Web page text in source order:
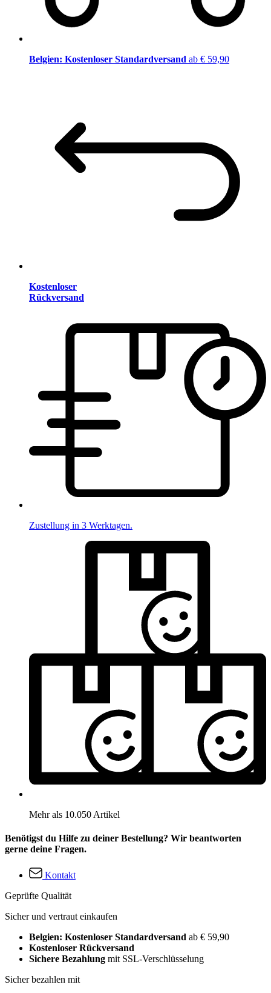
Belgien: Kostenloser Standardversand ab € 59,90
Kostenloser
Rückversand
Zustellung in 3 Werktagen.
Mehr als 10.050 Artikel
Benötigst du Hilfe zu deiner Bestellung? Wir beantworten
gerne deine Fragen.
Kontakt
Geprüfte Qualität
Sicher und vertraut einkaufen
Belgien: Kostenloser Standardversand ab € 59,90
Kostenloser Rückversand
Sichere Bezahlung mit SSL-Verschlüsselung
Sicher bezahlen mit